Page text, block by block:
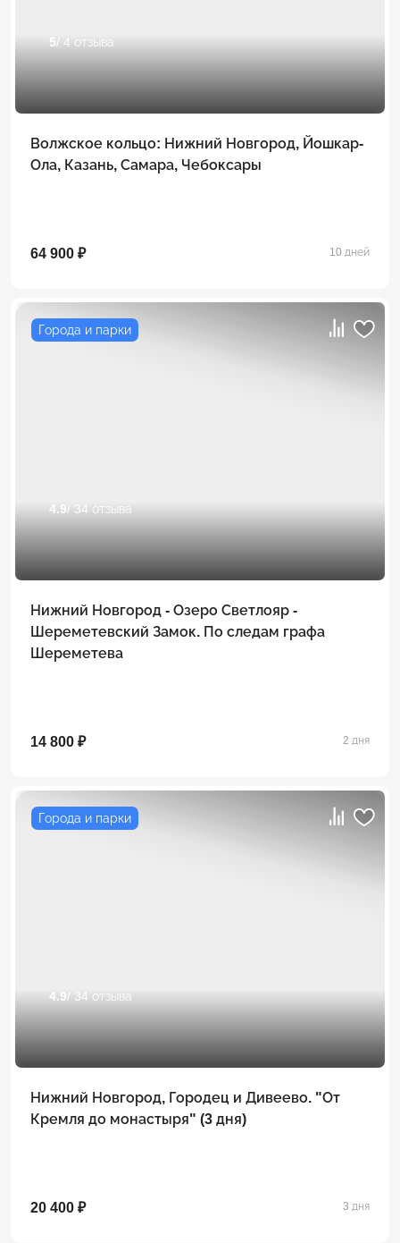
5/ 4 отзыва
Волжское кольцо: Нижний Новгород, Йошкар-
Ола, Казань, Самара, Чебоксары
64 900 ₽ 10 дней
Города и парки
4.9 / 34 отзыва
Нижний Новгород - Озеро Светлояр -
Шереметевский Замок. По следам графа
Шереметева
14 800 ₽ 2 дня
Города и парки
4.9 / 34 отзыва
Нижний Новгород, Городец и Дивеево. "От
Кремля до монастыря" (3 дня)
20 400 ₽ 3 дня